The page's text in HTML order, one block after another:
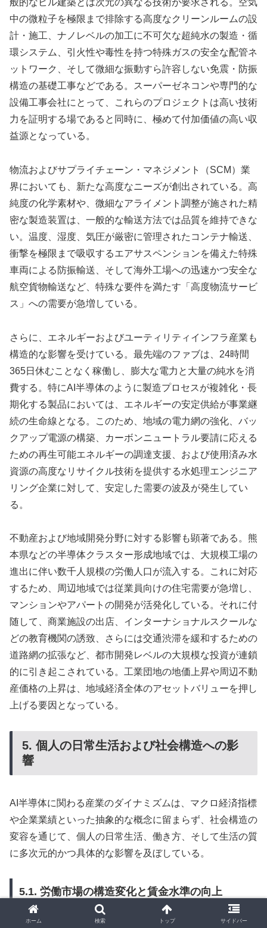
般的なビル建築とは次元の異なる技術が要求される。空気
中の微粒子を極限まで排除する高度なクリーンルームの設
計・施工、ナノレベルの加工に不可欠な超純水の製造・循
環システム、引火性や毒性を持つ特殊ガスの安全な配管ネ
ットワーク、そして微細な振動すら許容しない免震・防振
構造の基礎工事などである。スーパーゼネコンや専門的な
設備工事会社にとって、これらのプロジェクトは高い技術
力を証明する場であると同時に、極めて付加価値の高い収
益源となっている。
物流およびサプライチェーン・マネジメント（SCM）業
界においても、新たな高度なニーズが創出されている。高
純度の化学素材や、微細なアライメント調整が施された精
密な製造装置は、一般的な輸送方法では品質を維持できな
い。温度、湿度、気圧が厳密に管理されたコンテナ輸送、
衝撃を極限まで吸収するエアサスペンションを備えた特殊
車両による防振輸送、そして海外工場への迅速かつ安全な
航空貨物輸送など、特殊な要件を満たす「高度物流サービ
ス」への需要が急増している。
さらに、エネルギーおよびユーティリティインフラ産業も
構造的な影響を受けている。最先端のファブは、24時間
365日休むことなく稼働し、膨大な電力と大量の純水を消
費する。特にAI半導体のように製造プロセスが複雑化・長
期化する製品においては、エネルギーの安定供給が事業継
続の生命線となる。このため、地域の電力網の強化、バッ
クアップ電源の構築、カーボンニュートラル要請に応える
ための再生可能エネルギーの調達支援、および使用済み水
資源の高度なリサイクル技術を提供する水処理エンジニア
リング企業に対して、安定した需要の波及が発生してい
る。
不動産および地域開発分野に対する影響も顕著である。熊
本県などの半導体クラスター形成地域では、大規模工場の
進出に伴い数千人規模の労働人口が流入する。これに対応
するため、周辺地域では従業員向けの住宅需要が急増し、
マンションやアパートの開発が活発化している。それに付
随して、商業施設の出店、インターナショナルスクールな
どの教育機関の誘致、さらには交通渋滞を緩和するための
道路網の拡張など、都市開発レベルの大規模な投資が連鎖
的に引き起こされている。工業団地の地価上昇や周辺不動
産価格の上昇は、地域経済全体のアセットバリューを押し
上げる要因となっている。
5. 個人の日常生活および社会構造への影
響
AI半導体に関わる産業のダイナミズムは、マクロ経済指標
や企業業績といった抽象的な概念に留まらず、社会構造の
変容を通じて、個人の日常生活、働き方、そして生活の質
に多次元的かつ具体的な影響を及ぼしている。
5.1. 労働市場の構造変化と賃金水準の向上
ホーム 検索 トップ サイドバー